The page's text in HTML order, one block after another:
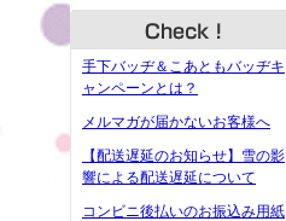
手下バッヂ＆こあともバッヂキ
ャンペーンとは？
メルマガが届かないお客様へ
【配送遅延のお知らせ】雪の影
響による配送遅延について
コンビニ後払いのお振込み用紙